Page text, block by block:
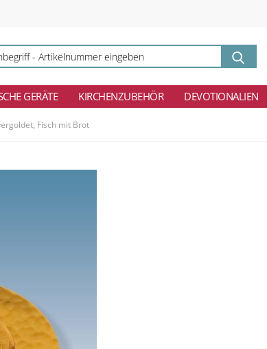
GERÄTE KIRCHENZUBEHÖR DEVOTIONALIEN
Fisch mit Brot